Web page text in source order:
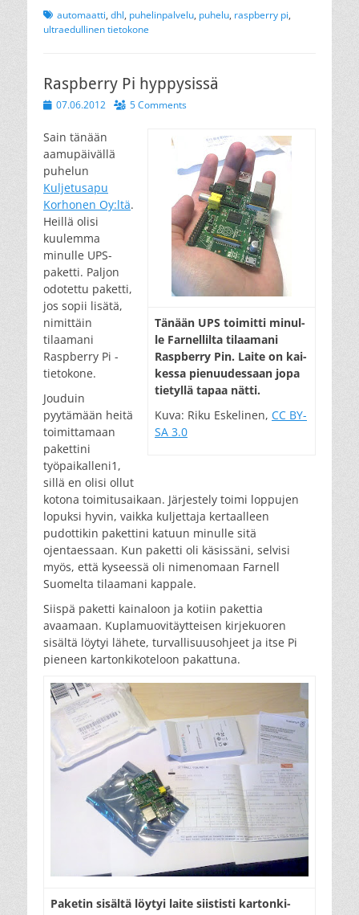
Tagsautomaatti, dhl, puhelinpalvelu, puhelu, raspberry pi,
ultraedullinen tietokone
Raspberry Pi hyppysissä
Posted
07.06.2012 5 Comments
Tänään UPS toi­mit­ti mi­nul­
le Far­nel­lil­ta ti­laa­ma­ni
Rasp­berry Pin. Lai­te on kai­
kes­sa pie­nuu­des­saan jo­pa
tie­tyl­lä ta­paa nät­ti.
Kuva: Riku Eskelinen, CC BY-
SA 3.0
Sain tänään
aamupäivällä
puhelun
Kuljetusapu
Korhonen Oy:ltä.
Heillä olisi
kuulemma
minulle UPS-
paketti. Paljon
odotettu paketti,
jos sopii lisätä,
nimittäin
tilaamani
Raspberry Pi -
tietokone.
Jouduin
pyytämään heitä
toimittamaan
pakettini
työpaikalleni1,
sillä en olisi ollut
kotona toimitusaikaan. Järjestely toimi loppujen
lopuksi hyvin, vaikka kuljettaja kertaalleen
pudottikin pakettini katuun minulle sitä
ojentaessaan. Kun paketti oli käsissäni, selvisi
myös, että kyseessä oli nimenomaan Farnell
Suomelta tilaamani kappale.
Siispä paketti kainaloon ja kotiin pakettia
avaamaan. Kuplamuovitäytteisen kirjekuoren
sisältä löytyi lähete, turvallisuusohjeet ja itse Pi
pieneen kartonkikoteloon pakattuna.
Paketin sisältä löytyi laite siististi kartonki­